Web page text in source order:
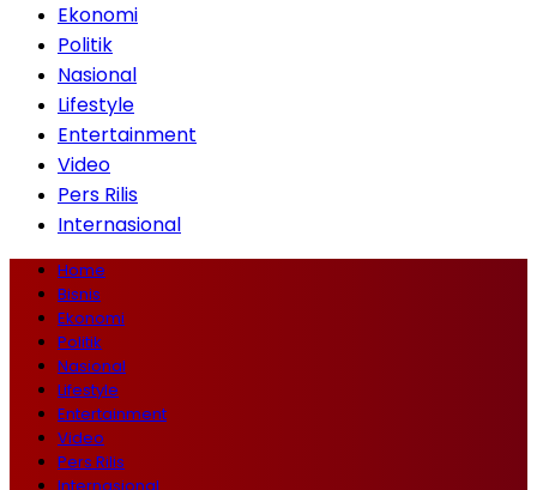
Ekonomi
Politik
Nasional
Lifestyle
Entertainment
Video
Pers Rilis
Internasional
Home
Bisnis
Ekonomi
Politik
Nasional
Lifestyle
Entertainment
Video
Pers Rilis